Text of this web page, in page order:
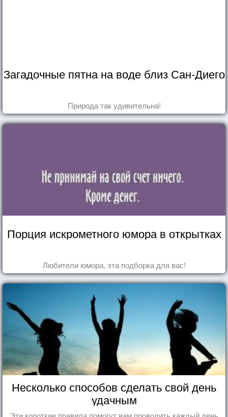
Загадочные пятна на воде близ Сан-Диего
Природа так удивительна!
Порция искрометного юмора в открытках
Любители юмора, эта подборка для вас!
Несколько способов сделать свой день
удачным